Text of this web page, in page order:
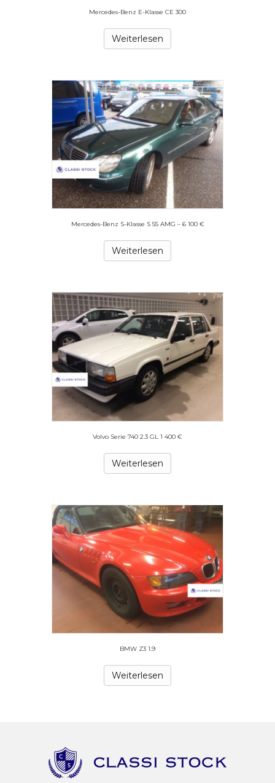
Mercedes-Benz E-Klasse CE 300
Weiterlesen
Mercedes-Benz S-Klasse S 55 AMG – 6 100 €
Weiterlesen
Volvo Serie 740 2.3 GL 1 400 €
Weiterlesen
BMW Z3 1.9
Weiterlesen